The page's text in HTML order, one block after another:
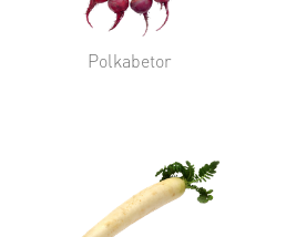
Polkabetor